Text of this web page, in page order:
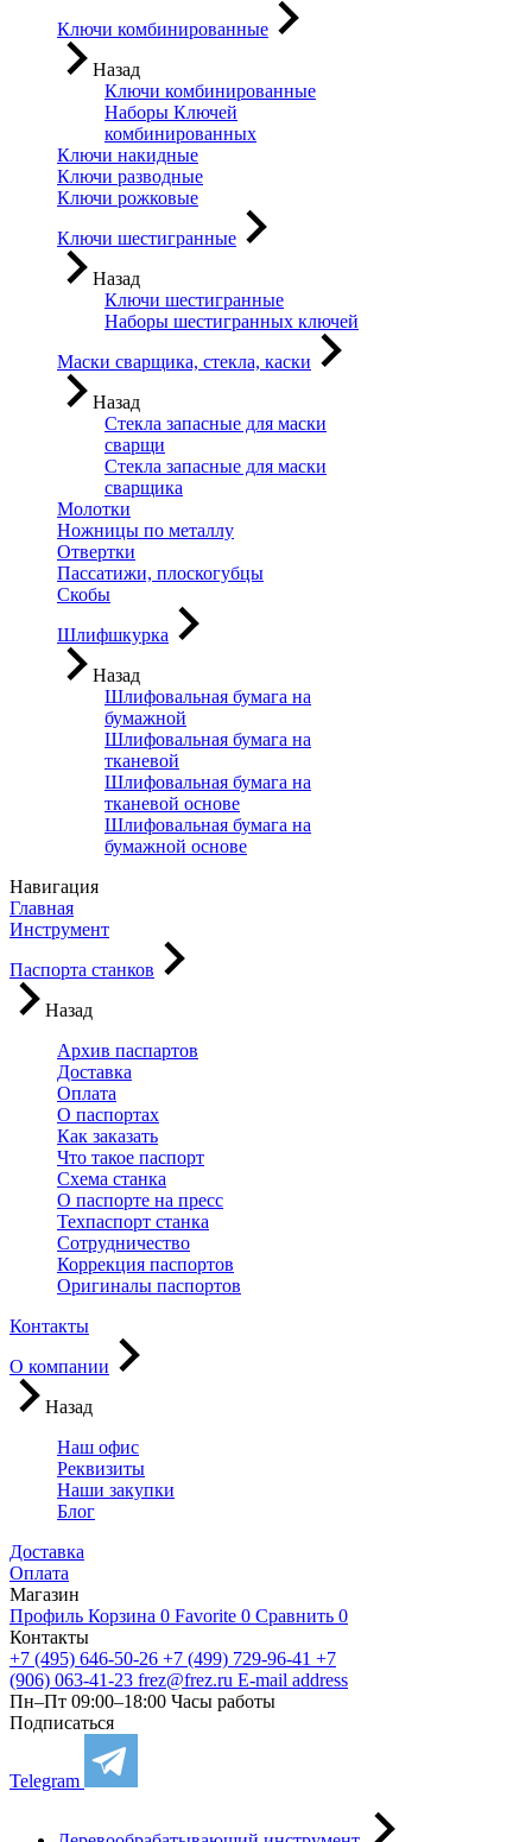
Ключи комбинированные
Назад
Ключи комбинированные
Наборы Ключей
комбинированных
Ключи накидные
Ключи разводные
Ключи рожковые
Ключи шестигранные
Назад
Ключи шестигранные
Наборы шестигранных ключей
Маски сварщика, стекла, каски
Назад
Стекла запасные для маски
сварщи
Стекла запасные для маски
сварщика
Молотки
Ножницы по металлу
Отвертки
Пассатижи, плоскогубцы
Скобы
Шлифшкурка
Назад
Шлифовальная бумага на
бумажной
Шлифовальная бумага на
тканевой
Шлифовальная бумага на
тканевой основе
Шлифовальная бумага на
бумажной основе
Навигация
Главная
Инструмент
Паспорта станков
Назад
Архив паспартов
Доставка
Оплата
О паспортах
Как заказать
Что такое паспорт
Схема станка
О паспорте на пресс
Техпаспорт станка
Сотрудничество
Коррекция паспортов
Оригиналы паспортов
Контакты
О компании
Назад
Наш офис
Реквизиты
Наши закупки
Блог
Доставка
Оплата
Магазин
Профиль Корзина 0 Favorite 0 Сравнить 0
Контакты
+7 (495) 646-50-26 +7 (499) 729-96-41 +7
(906) 063-41-23 frez@frez.ru E-mail address
Пн–Пт 09:00–18:00 Часы работы
Подписаться
Telegram